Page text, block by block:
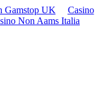
Gamstop UK
Casino
Non Aams Italia